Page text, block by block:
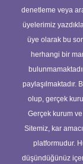
denetleme veya
üyelerimiz
üye olarak bu
herhangi bir
paylaşılmaktadır.
olup, gerçek
Gerçek kurum
Sitemiz, kar
platformudur.
düşündüğünüz